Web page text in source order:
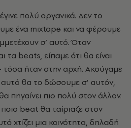
πολύ οργανικά. Δεν το
ένα mixtape και να φέρουμε
σ’ αυτό. Όταν
τα beats, είπαμε ότι θα είναι
τόσα ήταν στην αρχή. Ακούγαμε
θα το δώσουμε σ’ αυτόν,
πηγαίνει πιο πολύ στον άλλον.
beat θα ταίριαζε στον
χτίζει μια κοινότητα, δηλαδή